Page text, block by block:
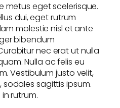
metus eget scelerisque.
dui, eget rutrum
molestie nisl et ante
bibendum
nec erat ut nulla
Nulla ac felis eu
Vestibulum justo velit,
sagittis ipsum.
rutrum.